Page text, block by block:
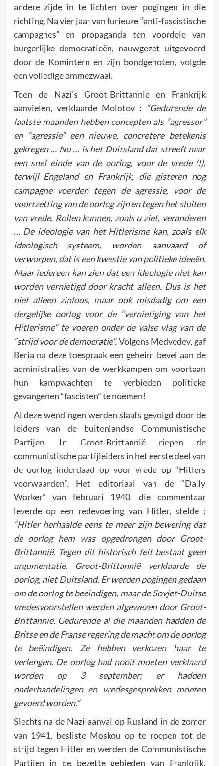
andere zijde in te lichten over pogingen in die
richting. Na vier jaar van furieuze “anti-fascistische
campagnes” en propaganda ten voordele van
burgerlijke democratieën, nauwgezet uitgevoerd
door de Komintern en zijn bondgenoten, volgde
een volledige ommezwaai.
Toen de Nazi’s Groot-Brittannie en Frankrijk
aanvielen, verklaarde Molotov : “Gedurende de
laatste maanden hebben concepten als “agressor”
en “agressie” een nieuwe, concretere betekenis
gekregen … Nu … is het Duitsland dat streeft naar
een snel einde van de oorlog, voor de vrede (!),
terwijl Engeland en Frankrijk, die gisteren nog
campagne voerden tegen de agressie, voor de
voortzetting van de oorlog zijn en tegen het sluiten
van vrede. Rollen kunnen, zoals u ziet, veranderen
… De ideologie van het Hitlerisme kan, zoals elk
ideologisch systeem, worden aanvaard of
verworpen, dat is een kwestie van politieke ideeën.
Maar iedereen kan zien dat een ideologie niet kan
worden vernietigd door kracht alleen. Dus is het
niet alleen zinloos, maar ook misdadig om een
dergelijke oorlog voor de “vernietiging van het
Hitlerisme” te voeren onder de valse vlag van de
“strijd voor de democratie”.Volgens Medvedev, gaf
Beria na deze toespraak een geheim bevel aan de
administraties van de werkkampen om voortaan
hun kampwachten te verbieden politieke
gevangenen “fascis­ten” te noemen!
Al deze wendingen werden slaafs gevolgd door de
leiders van de buitenlandse Communistische
Partijen. In Groot-Brittannië riepen de
communistische partijleiders in het eerste deel van
de oorlog inderdaad op voor vrede op “Hitlers
voorwaarden”. Het editoriaal van de “Daily
Worker” van februari 1940, die commentaar
leverde op een redevoering van Hitler, stelde :
“Hitler herhaalde eens te meer zijn bewering dat
de oorlog hem was opgedrongen door Groot-
Brittannië. Tegen dit historisch feit bestaat geen
argumentatie. Groot-Brittannië verklaarde de
oorlog, niet Duitsland. Er werden pogingen gedaan
om de oorlog te beëindigen, maar de Sovjet-Duitse
vredesvoorstellen werden afgewezen door Groot-
Brittannië. Gedurende al die maanden hadden de
Britse en de Franse regering de macht om de oorlog
te beëindigen. Ze hebben verkozen haar te
verlengen. De oorlog had nooit moeten verklaard
worden op 3 september; er hadden
onderhandelingen en vredesgesprekken moeten
gevoerd worden.”
Slechts na de Nazi-aanval op Rusland in de zomer
van 1941, besliste Moskou op te roepen tot de
strijd tegen Hitler en werden de Communistische
Partijen in de bezette gebieden van Frankrijk,